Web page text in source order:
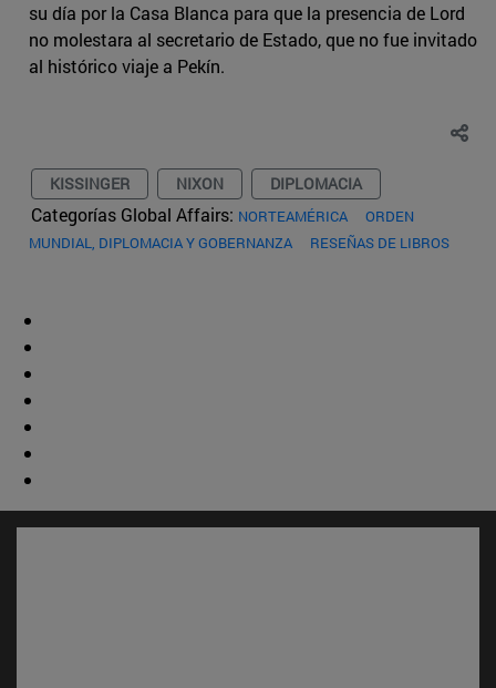
su día por la Casa Blanca para que la presencia de Lord
no molestara al secretario de Estado, que no fue invitado
al histórico viaje a Pekín.
KISSINGER NIXON DIPLOMACIA
Categorías Global Affairs: NORTEAMÉRICA
ORDEN
MUNDIAL, DIPLOMACIA Y GOBERNANZA
RESEÑAS DE LIBROS